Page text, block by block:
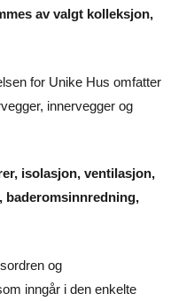
av valgt kolleksjon,
for Unike Hus omfatter
innervegger og
isolasjon, ventilasjon,
baderomsinnredning,
og
inngår i den enkelte